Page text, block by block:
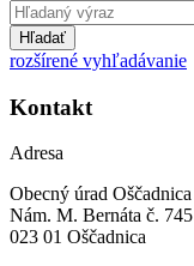
Hľadať
rozšírené vyhľadávanie
Kontakt
Adresa
Obecný úrad Oščadnica
Nám. M. Bernáta č. 745
023 01 Oščadnica